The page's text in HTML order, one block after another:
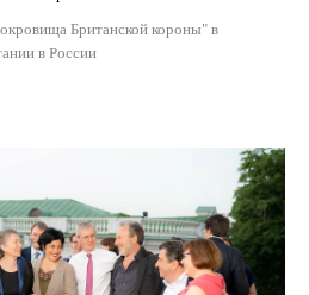
Британской короны" в
в России